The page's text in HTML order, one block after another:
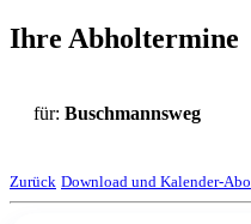
Ihre Abholtermine
für: Buschmannsweg
Zurück Download und Kalender-Abo